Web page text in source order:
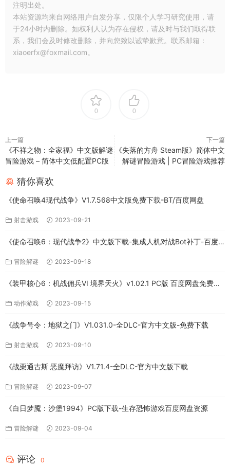
注明出处。
本站资源均来自网络用户自发分享，仅限个人学习研究使用，请
于24小时内删除。如权利人认为存在侵权，请及时与我们取得联
系，我们会及时修改删除，并向您致以诚挚歉意。联系邮箱：
xiaoerfx@foxmail.com。
0 0
上一篇
《不祥之物：全家福》中文版解谜
冒险游戏 – 简体中文低配置PC版
下一篇
《失落的方舟 Steam版》简体中文
解谜冒险游戏 | PC冒险游戏推荐
猜你喜欢
《使命召唤4现代战争》V1.7.568中文版免费下载-BT/百度网盘
射击游戏 2023-09-21
《使命召唤6：现代战争2》中文版下载-集成人机对战Bot补丁-百度
冒险解谜 2023-09-18
《装甲核心6：机战佣兵VI 境界天火》v1.02.1 PC版 百度网盘免费下
动作游戏 2023-09-15
《战争号令：地狱之门》V1.031.0-全DLC-官方中文版-免费下载
射击游戏 2023-09-10
《战栗通古斯 恶魔拜访》V1.71.4-全DLC-官方中文版下载
冒险解谜 2023-09-07
《白日梦魇：沙堡1994》PC版下载-生存恐怖游戏百度网盘资源
冒险解谜 2023-09-04
评论 0